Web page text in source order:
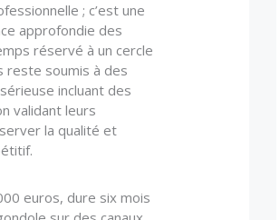
; c’est une
approfondie des
réservé à un cercle
reste soumis à des
incluant des
validant leurs
la qualité et
euros, dure six mois